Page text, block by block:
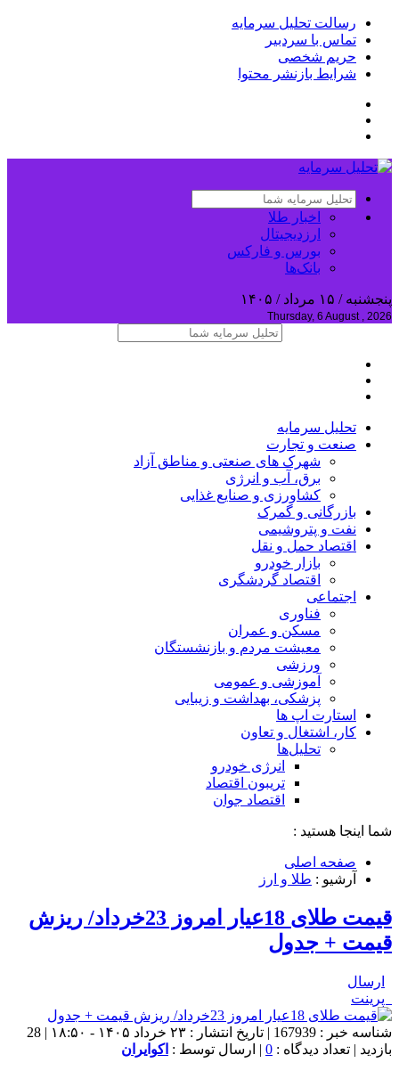
رسالت تحلیل سرمایه
تماس با سردبیر
حریم شخصی
شرایط بازنشر محتوا
اخبار طلا
ارزدیجیتال
بورس و فارکس
بانک‌ها
پنجشنبه / ۱۵ مرداد / ۱۴۰۵
Thursday, 6 August , 2026
تحلیل‌ سرمایه
صنعت و تجارت
شهرک های صنعتی و مناطق آزاد
برق، آب و انرژی
کشاورزی و صنایع غذایی
بازرگانی و گمرک
نفت و پتروشیمی
اقتصاد حمل و نقل
بازار خودرو
اقتصاد گردشگری
اجتماعی
فناوری
مسکن و عمران
معیشت مردم و بازنشستگان
ورزشی
آموزشی و عمومی
پزشکی، بهداشت و زیبایی
استارت اپ ها
کار، اشتغال و تعاون
تحلیل‌ها
انرژی خودرو
تریبون اقتصاد
اقتصاد جوان
شما اینجا هستید :
صفحه اصلی
آرشیو : طلا و ارز
قیمت طلای 18عیار امروز 23خرداد/ ریزش
قیمت + جدول
ارسال
پرینت
شناسه خبر : 167939 | تاریخ انتشار : ۲۳ خرداد ۱۴۰۵ - ۱۸:۵۰ | 28
بازدید | تعداد دیدگاه : 0 | ارسال توسط : اکوایران